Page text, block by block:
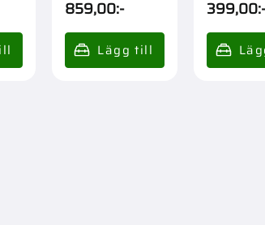
859,00:- 399,00